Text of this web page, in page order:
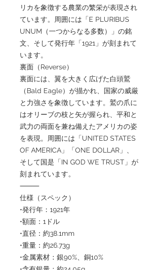
リカを象徴する農業の繁栄が表現され
ています。周囲には「E PLURIBUS
UNUM（一つからなる多数）」の銘
文、そして発行年「1921」が刻まれて
います。
裏面（Reverse）
裏面には、翼を大きく広げた白頭鷲
（Bald Eagle）が描かれ、国家の威厳
と力強さを象徴しています。鷲の爪に
はオリーブの枝と矢が握られ、平和と
武力の両面を兼ね備えたアメリカの姿
を表現。周囲には「UNITED STATES
OF AMERICA」「ONE DOLLAR」、
そして国是「IN GOD WE TRUST」が
刻まれています。
⸻
仕様（スペック）
•発行年：1921年
•額面：1ドル
•直径：約38.1mm
•重量：約26.73g
•金属素材：銀90%、銅10%